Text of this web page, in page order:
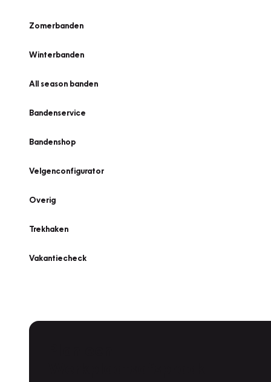
Zomerbanden
Winterbanden
All season banden
Bandenservice
Bandenshop
Velgenconfigurator
Overig
Trekhaken
Vakantiecheck